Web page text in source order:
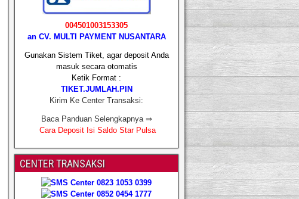
004501003153305
an CV. MULTI PAYMENT NUSANTARA
Gunakan Sistem Tiket, agar deposit Anda
masuk secara otomatis
Ketik Format :
TIKET.JUMLAH.PIN
Kirim Ke Center Transaksi:
Baca Panduan Selengkapnya ⇒
Cara Deposit Isi Saldo Star Pulsa
CENTER TRANSAKSI
0823 1053 0399
0852 0454 1777